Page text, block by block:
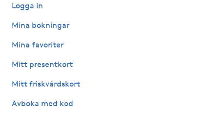
Hårbottenbehandling
Hårvård
Logga in
Mina bokningar
Mina favoriter
Mitt presentkort
Mitt friskvårdskort
Avboka med kod